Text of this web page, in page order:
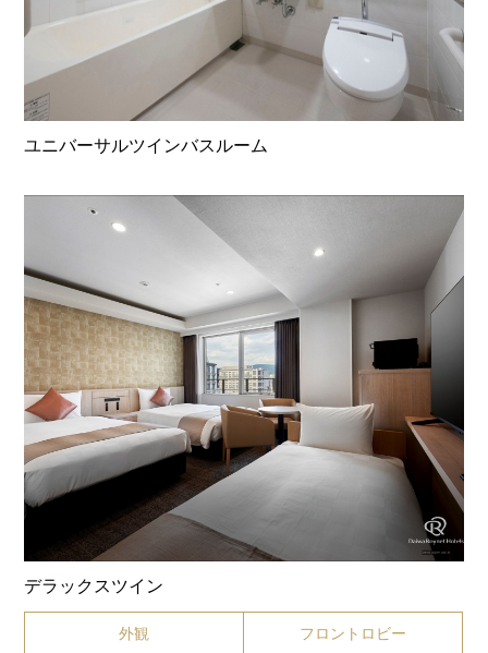
ユニバーサルツインバスルーム
デラックスツイン
外観 フロントロビー